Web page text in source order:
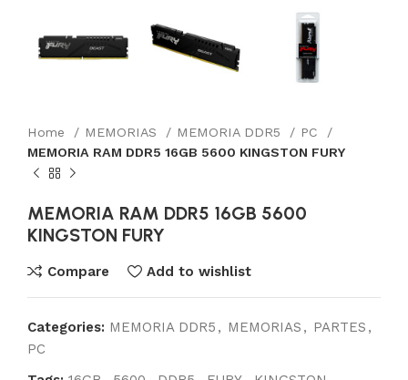
Home MEMORIAS MEMORIA DDR5
PC
MEMORIA RAM DDR5 16GB 5600 KINGSTON FURY
MEMORIA RAM DDR5 16GB 5600
KINGSTON FURY
Compare Add to wishlist
Categories: MEMORIA DDR5 , MEMORIAS , PARTES ,
PC